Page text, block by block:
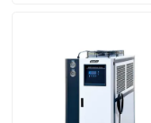
Fabriekstour
Kwaliteitscontrole